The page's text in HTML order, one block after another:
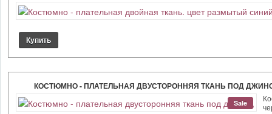
КОСТЮМНО - ПЛАТЕЛЬНАЯ ДВУСТОРОННЯЯ ТКАНЬ ПОД
Sale